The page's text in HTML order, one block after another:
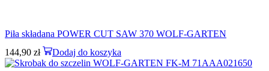
Piła składana POWER CUT SAW 370 WOLF-GARTEN
144,90 zł Dodaj do koszyka